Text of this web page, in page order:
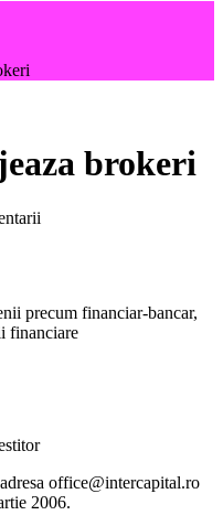
brokeri
precum financiar-bancar,
financiare
office@intercapital.ro
2006.